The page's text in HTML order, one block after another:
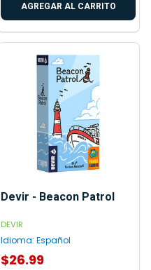
AGREGAR AL CARRITO
Devir - Beacon Patrol
DEVIR
Idioma: Español
$26.99